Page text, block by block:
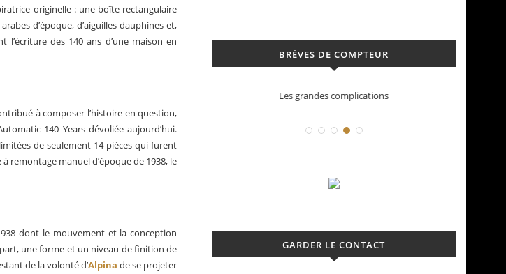
originelle : une boîte rectangulaire
d’époque, d’aiguilles dauphines et,
des 140 ans d’une maison en
à composer l’histoire en question,
140 Years dévoliée aujourd’hui.
de seulement 14 pièces qui furent
remontage manuel d’époque de 1938, le
dont le mouvement et la conception
une forme et un niveau de finition de
de la volonté d’Alpina de se projeter
BRÈVES DE COMPTEUR
Déconstruction Parmigiani Fleurier
GARDER LE CONTACT